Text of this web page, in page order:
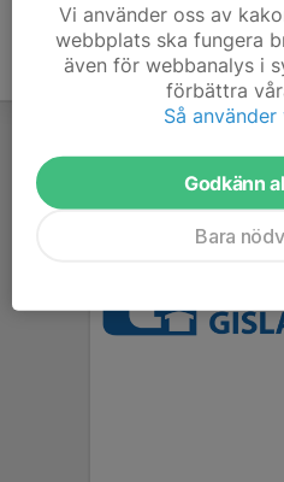
Vi använder oss av
webbplats ska fungera
även för webbanalys i
förbättra
Så
Godkänn
Bara